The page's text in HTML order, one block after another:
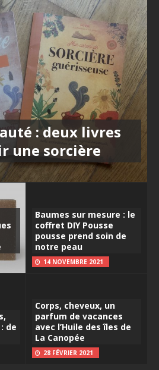
: deux livres
une sorcière
Baumes sur mesure : le
coffret DIY Pousse
pousse prend soin de
notre peau
14 NOVEMBRE 2021
de
Corps, cheveux, un
parfum de vacances
avec l’Huile des îles de
La Canopée
28 FÉVRIER 2021